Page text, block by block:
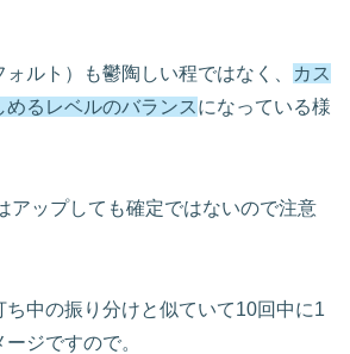
ルト）も鬱陶しい程ではなく、
カス
るレベルのバランス になっている様
アップしても確定ではないので注意
ち中の振り分けと似ていて10回中に1
ジですので。